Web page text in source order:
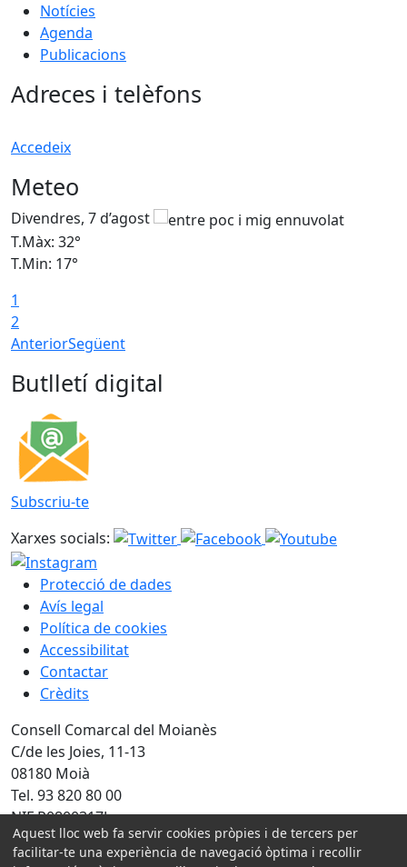
Notícies
Agenda
Publicacions
Adreces i telèfons
Accedeix
Meteo
Divendres, 7 d’agost
T.Màx: 32°
T.Min: 17°
1
2
AnteriorSegüent
Butlletí digital
Subscriu-te
Xarxes socials:
Protecció de dades
Avís legal
Política de cookies
Accessibilitat
Contactar
Crèdits
Consell Comarcal del Moianès
C/de les Joies, 11-13
08180 Moià
Tel. 93 820 80 00
NIF P0800317J
Amb la col·laboració de:
Aquest lloc web fa servir cookies pròpies i de tercers per
facilitar-te una experiència de navegació òptima i recollir